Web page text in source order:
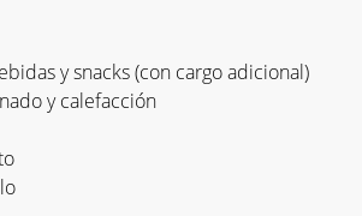
y snacks (con cargo adicional)
y calefacción